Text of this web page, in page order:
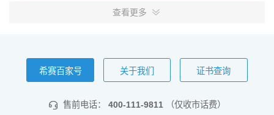
查看更多
希赛百家号 关于我们 证书查询
售前电话： 400-111-9811 （仅收市话费）